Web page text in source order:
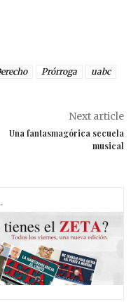
Prórroga uabc
Next article
Una fantasmagórica secuela
musical